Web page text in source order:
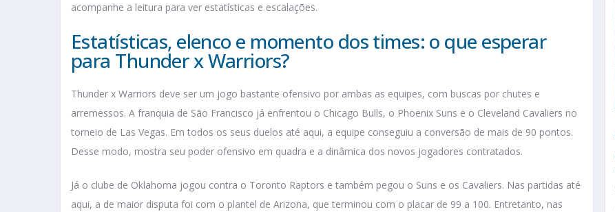
acompanhe a leitura para ver estatísticas e escalações.
Estatísticas, elenco e momento dos times: o que esperar
para Thunder x Warriors?
Thunder x Warriors deve ser um jogo bastante ofensivo por ambas as equipes, com buscas por chutes e
arremessos. A franquia de São Francisco já enfrentou o Chicago Bulls, o Phoenix Suns e o Cleveland Cavaliers no
torneio de Las Vegas. Em todos os seus duelos até aqui, a equipe conseguiu a conversão de mais de 90 pontos.
Desse modo, mostra seu poder ofensivo em quadra e a dinâmica dos novos jogadores contratados.
Já o clube de Oklahoma jogou contra o Toronto Raptors e também pegou o Suns e os Cavaliers. Nas partidas até
aqui, a de maior disputa foi com o plantel de Arizona, que terminou com o placar de 99 a 100. Entretanto, nas